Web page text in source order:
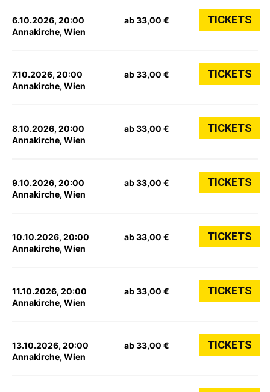
6.10.2026, 20:00
Annakirche, Wien
ab 33,00 € TICKETS
7.10.2026, 20:00
Annakirche, Wien
ab 33,00 € TICKETS
8.10.2026, 20:00
Annakirche, Wien
ab 33,00 € TICKETS
9.10.2026, 20:00
Annakirche, Wien
ab 33,00 € TICKETS
10.10.2026, 20:00
Annakirche, Wien
ab 33,00 € TICKETS
11.10.2026, 20:00
Annakirche, Wien
ab 33,00 € TICKETS
13.10.2026, 20:00
Annakirche, Wien
ab 33,00 € TICKETS